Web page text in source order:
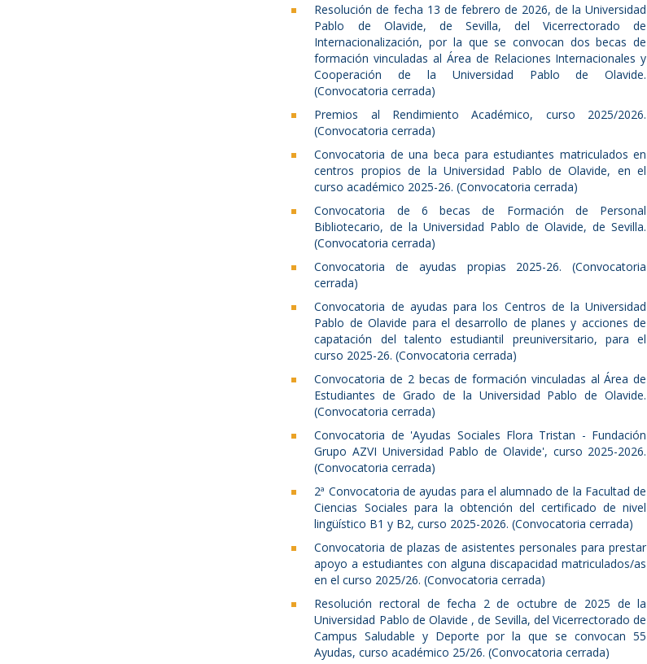
Resolución de fecha 13 de febrero de 2026, de la Universidad
Pablo de Olavide, de Sevilla, del Vicerrectorado de
Internacionalización, por la que se convocan dos becas de
formación vinculadas al Área de Relaciones Internacionales y
Cooperación de la Universidad Pablo de Olavide.
(Convocatoria cerrada)
Premios al Rendimiento Académico, curso 2025/2026.
(Convocatoria cerrada)
Convocatoria de una beca para estudiantes matriculados en
centros propios de la Universidad Pablo de Olavide, en el
curso académico 2025-26. (Convocatoria cerrada)
Convocatoria de 6 becas de Formación de Personal
Bibliotecario, de la Universidad Pablo de Olavide, de Sevilla.
(Convocatoria cerrada)
Convocatoria de ayudas propias 2025-26. (Convocatoria
cerrada)
Convocatoria de ayudas para los Centros de la Universidad
Pablo de Olavide para el desarrollo de planes y acciones de
capatación del talento estudiantil preuniversitario, para el
curso 2025-26. (Convocatoria cerrada)
Convocatoria de 2 becas de formación vinculadas al Área de
Estudiantes de Grado de la Universidad Pablo de Olavide.
(Convocatoria cerrada)
Convocatoria de 'Ayudas Sociales Flora Tristan - Fundación
Grupo AZVI Universidad Pablo de Olavide', curso 2025-2026.
(Convocatoria cerrada)
2ª Convocatoria de ayudas para el alumnado de la Facultad de
Ciencias Sociales para la obtención del certificado de nivel
lingüístico B1 y B2, curso 2025-2026. (Convocatoria cerrada)
Convocatoria de plazas de asistentes personales para prestar
apoyo a estudiantes con alguna discapacidad matriculados/as
en el curso 2025/26. (Convocatoria cerrada)
Resolución rectoral de fecha 2 de octubre de 2025 de la
Universidad Pablo de Olavide , de Sevilla, del Vicerrectorado de
Campus Saludable y Deporte por la que se convocan 55
Ayudas, curso académico 25/26. (Convocatoria cerrada)